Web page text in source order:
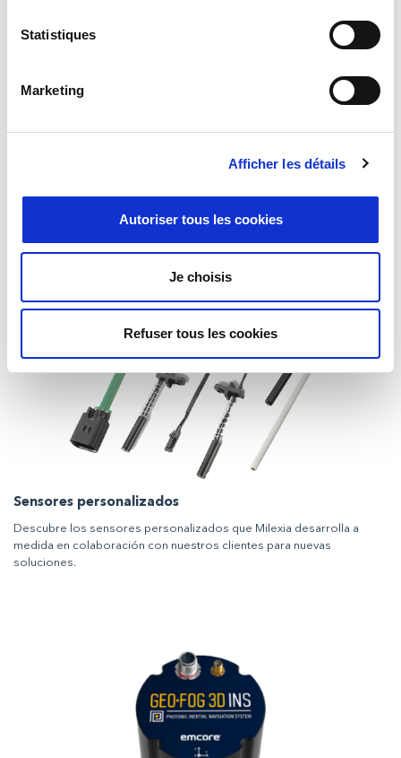
Statistiques
Marketing
Afficher les détails
Autoriser tous les cookies
Je choisis
Refuser tous les cookies
Sensores personalizados
Descubre los sensores personalizados que Milexia desarrolla a
medida en colaboración con nuestros clientes para nuevas
soluciones.